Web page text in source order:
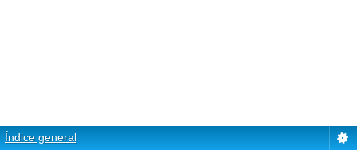
Índice general